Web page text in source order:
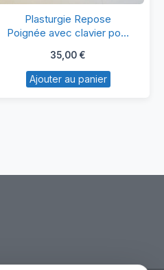
Plasturgie
Repose
Poignée
clavier
Plasturgie Repose
Poignée avec clavier pour
35,00 €
Ajouter au panier